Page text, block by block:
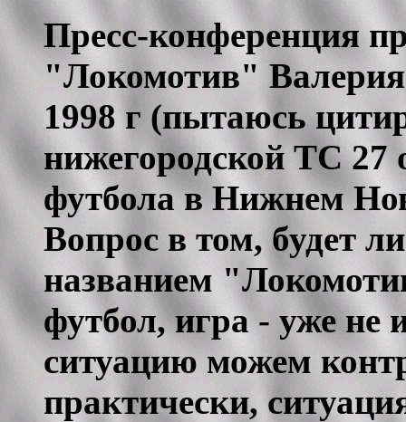
Пресс-конференция
"Локомотив"
1998 г (пытаюсь
нижегородской ТС 27
футбола в Нижнем
Вопрос в том, будет
названием
футбол, игра - уже не
ситуацию можем
практически,